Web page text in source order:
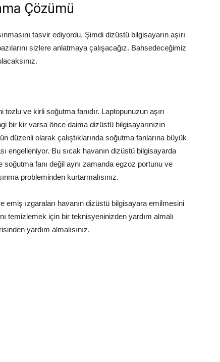
Çözümü
tasvir ediyordu. Şimdi dizüstü bilgisayarın aşırı
sizlere anlatmaya çalışacağız. Bahsedeceğimiz
tozlu ve kirli soğutma fanıdır. Laptopunuzun aşırı
bir kir varsa önce daima dizüstü bilgisayarınızın
düzenli olarak çalıştıklarında soğutma fanlarına büyük
engelleniyor. Bu sıcak havanın dizüstü bilgisayarda
soğutma fanı değil aynı zamanda egzoz portunu ve
probleminden kurtarmalısınız.
emiş ızgaraları havanın dizüstü bilgisayara emilmesini
temizlemek için bir teknisyeninizden yardım almalı
yardım almalısınız.